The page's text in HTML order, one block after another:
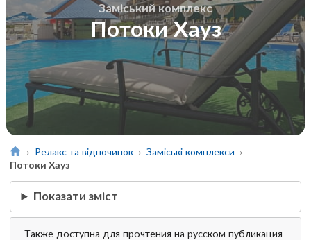
Заміський комплекс
Потоки Хауз
Релакс та відпочинок
Заміські комплекси
Потоки Хауз
Показати зміст
Также доступна для прочтения на русском публикация